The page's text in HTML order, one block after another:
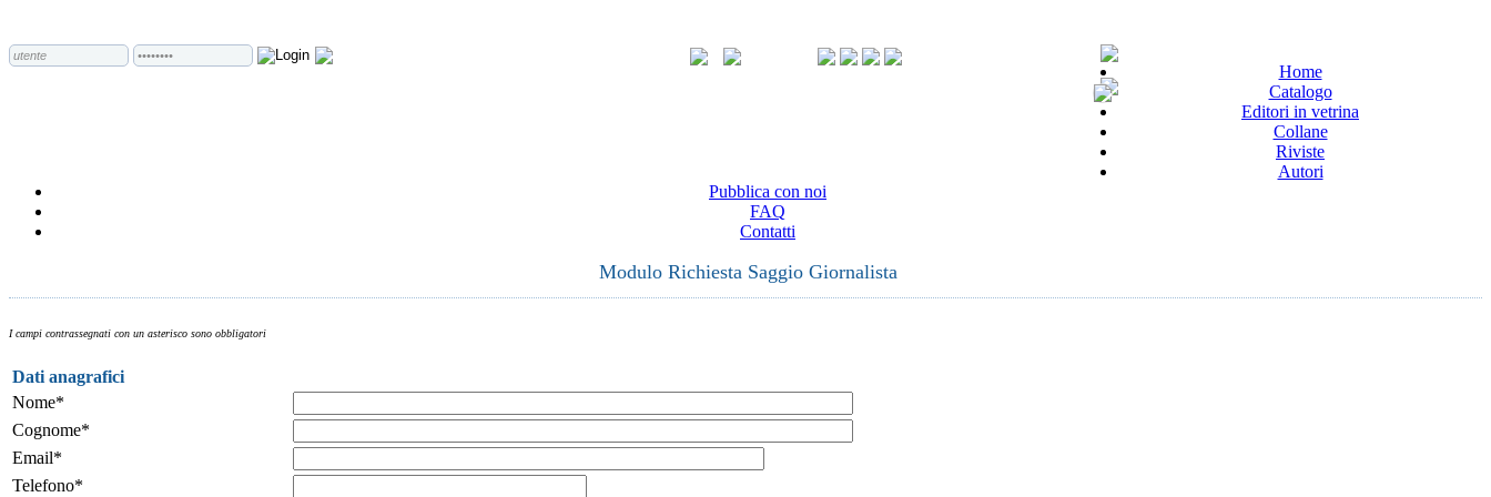
Home
Catalogo
Editori in vetrina
Collane
Riviste
Autori
Pubblica con noi
FAQ
Contatti
Modulo Richiesta Saggio Giornalista
I campi contrassegnati con un asterisco sono obbligatori
Dati anagrafici
Nome*
Cognome*
Email*
Telefono*